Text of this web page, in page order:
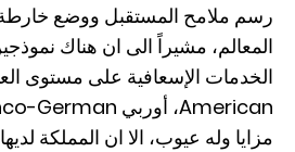
رسم ملامح المستقبل ووضع
المعالم، مشيراً الى ان هناك
مزايا وله عيوب، الا ان المملكة